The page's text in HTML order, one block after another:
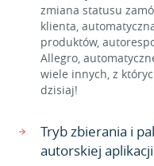
zmiana statusu
klienta,
produktów,
Allegro,
wiele innych, z
dzisiaj!
Tryb zbierania i
autorskiej